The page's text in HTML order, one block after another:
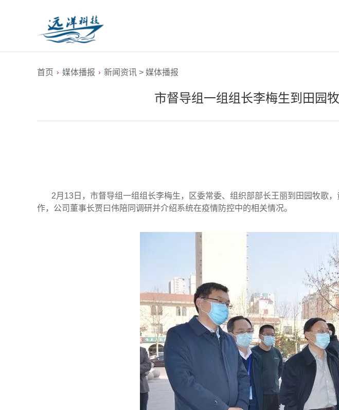
首页 媒体播报 新闻资讯 > 媒体播报
市督导组一组组长李梅生到田园
2月13 日，市督导组一组组长李梅生，区委常委、组织部部长王丽到 田园牧歌
作， 公司董事长贾曰伟陪同调研并介绍系统在疫情防控中的相关情况。